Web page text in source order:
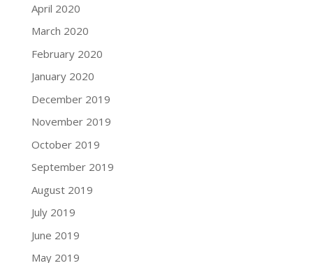
April 2020
March 2020
February 2020
January 2020
December 2019
November 2019
October 2019
September 2019
August 2019
July 2019
June 2019
May 2019